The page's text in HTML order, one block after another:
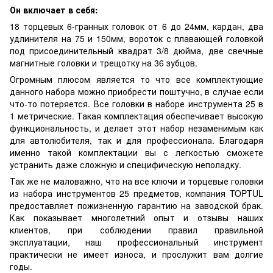
Он включает в себя:
18 торцевых 6-гранных головок от 6 до 24мм, кардан, два
удлинителя на 75 и 150мм, вороток с плавающей головкой
под присоединительный квадрат 3/8 дюйма, две свечные
магнитные головки и трещотку на 36 зубцов.
Огромным плюсом является то что все комплектующие
данного набора можно приобрести поштучно, в случае если
что-то потеряется. Все головки в наборе инструмента 25 в
1 метрические. Такая комплектация обеспечивает высокую
функциональность, и делает этот набор незаменимым как
для автолюбителя, так и для профессионала. Благодаря
именно такой комплектации вы с легкостью сможете
устранить даже сложную и специфическую неполадку.
Так же не маловажно, что на все ключи и торцевые головки
из набора инструментов 25 предметов, компания TOPTUL
предоставляет пожизненную гарантию на заводской брак.
Как показывает многолетний опыт и отзывы наших
клиентов, при соблюдении правил правильной
эксплуатации, наш профессиональный инструмент
практически не имеет износа, и прослужит вам долгие
годы.